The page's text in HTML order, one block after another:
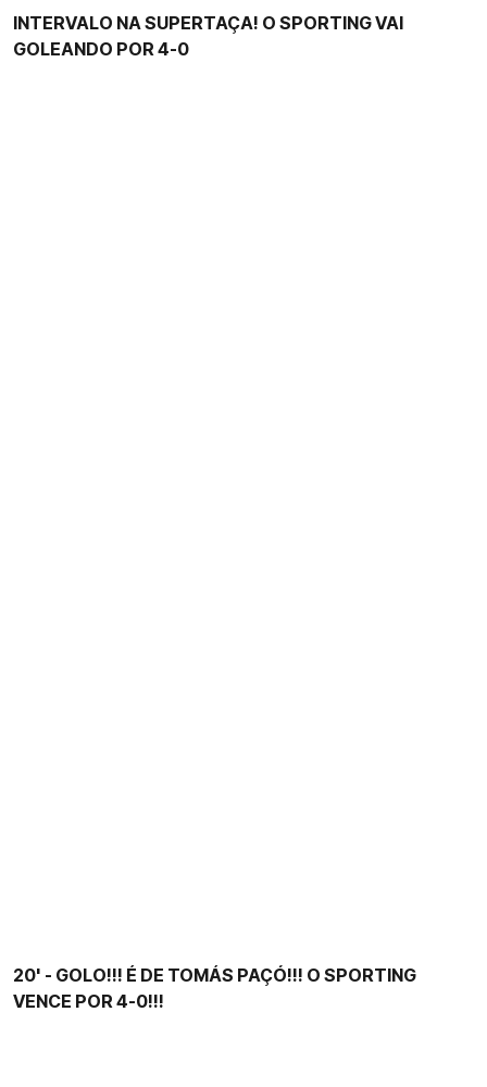
INTERVALO NA SUPERTAÇA! O SPORTING VAI
GOLEANDO POR 4-0
20' - GOLO!!! É DE TOMÁS PAÇÓ!!! O SPORTING
VENCE POR 4-0!!!